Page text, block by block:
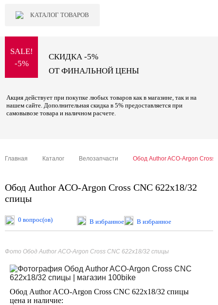
КАТАЛОГ ТОВАРОВ
SALE!
-5%
СКИДКА -5%
ОТ ФИНАЛЬНОЙ ЦЕНЫ
Акция действует при покупке любых товаров как в магазине, так и на
нашем сайте. Дополнительная скидка в 5% предоставляется при
самовывозе товара и наличном расчете.
Главная Каталог Велозапчасти Обод Author ACO-Argon
Обод Author ACO-Argon Cross CNC 622x18/32
спицы
0 вопрос(ов) В избранное В избранное
Фото Обод Author ACO-Argon Cross CNC 622x18/32 спицы
Обод Author ACO-Argon Cross CNC 622x18/32 спицы
цена и наличие: